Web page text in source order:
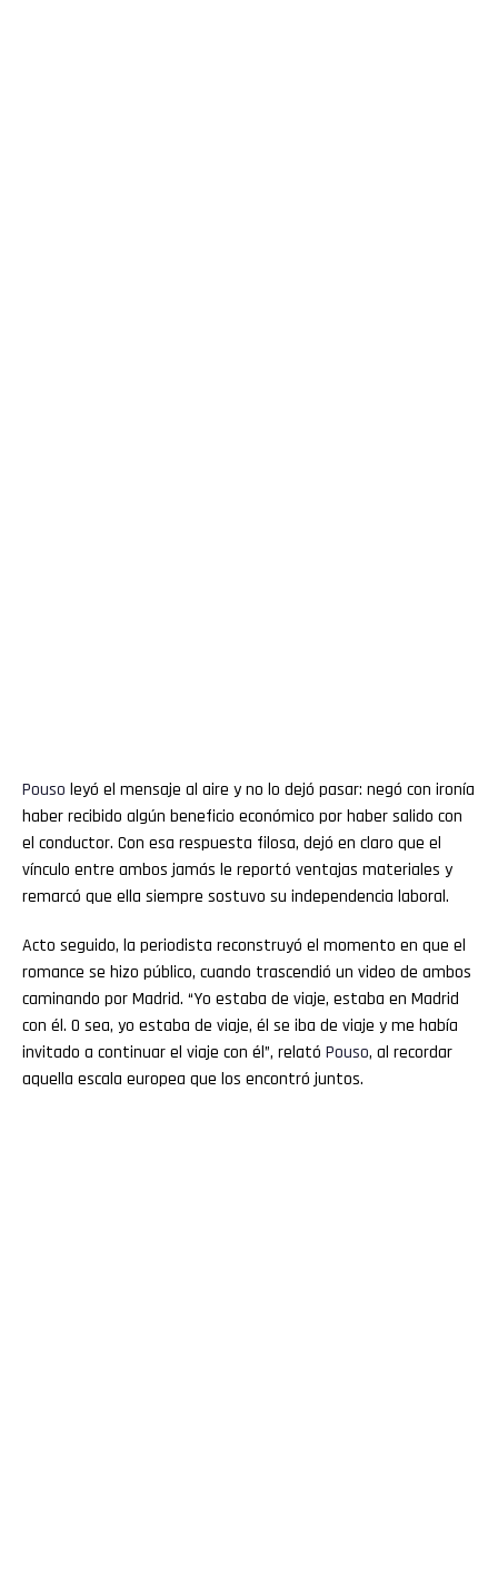
Pouso leyó el mensaje al aire y no lo dejó pasar: negó con ironía
haber recibido algún beneficio económico por haber salido con
el conductor. Con esa respuesta filosa, dejó en claro que el
vínculo entre ambos jamás le reportó ventajas materiales y
remarcó que ella siempre sostuvo su independencia laboral.
Acto seguido, la periodista reconstruyó el momento en que el
romance se hizo público, cuando trascendió un video de ambos
caminando por Madrid. “Yo estaba de viaje, estaba en Madrid
con él. O sea, yo estaba de viaje, él se iba de viaje y me había
invitado a continuar el viaje con él”, relató Pouso, al recordar
aquella escala europea que los encontró juntos.